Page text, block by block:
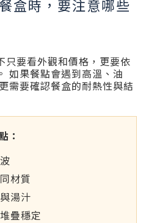
盒時，要注意哪些
只要看外觀和價格，更要依
如果餐點會遇到高溫、油
需要確認餐盒的耐熱性與結
：
材質
湯汁
疊穩定